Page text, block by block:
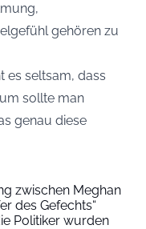
gehören zu
es seltsam, dass
sollte man
genau diese
zwischen Meghan
des Gefechts“
Politiker wurden